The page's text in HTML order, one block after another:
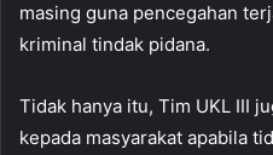
masing guna pencegahan
kriminal tindak pidana.
Tidak hanya itu, Tim UKL III
kepada masyarakat apabila